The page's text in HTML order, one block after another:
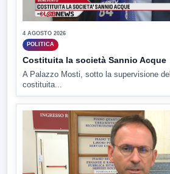
4 AGOSTO 2026
POLITICA
Costituita la società Sannio Acque
A Palazzo Mosti, sotto la supervisione
costituita...